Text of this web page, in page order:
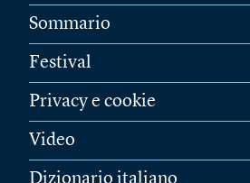
Sommario
Festival
Privacy e cookie
Video